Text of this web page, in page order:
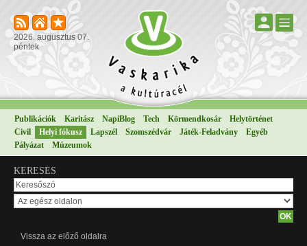
2026. augusztus 07.
péntek
Publikációk Karitász NapiBlog Tech Körmendkosár
Helytörténet
Civil
Helyi fókusz Lapszél Szomszédvár Játék-Feladvány
Egyéb
Pályázat
Múzeumok
KERESÉS
Vissza az előző oldalra